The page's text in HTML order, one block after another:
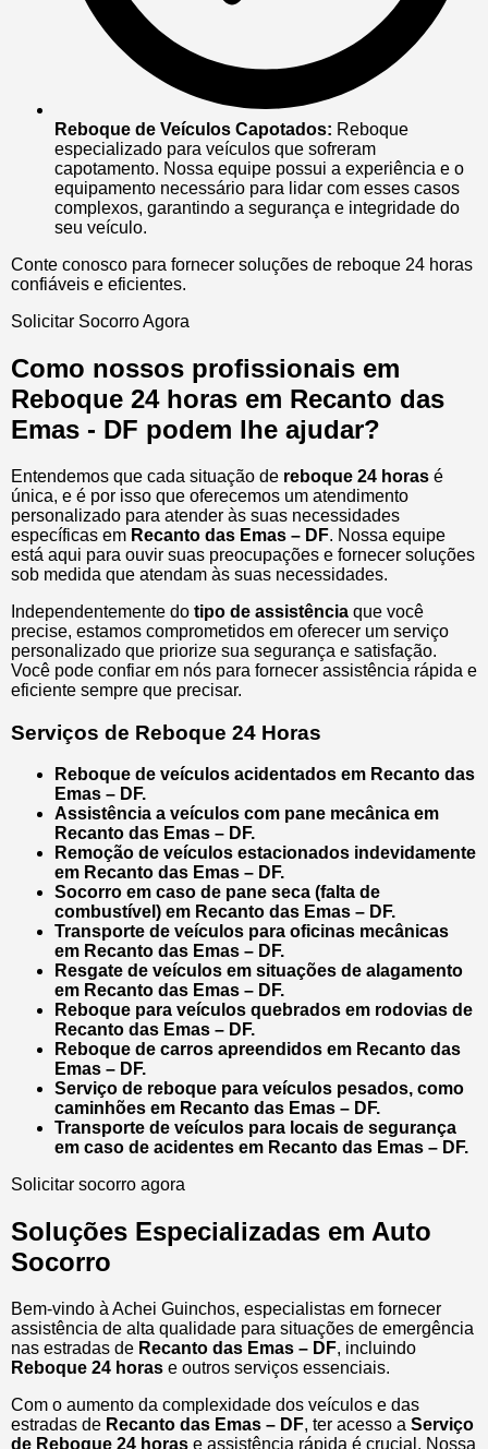
Reboque de Veículos Capotados: Reboque
especializado para veículos que sofreram
capotamento. Nossa equipe possui a experiência e o
equipamento necessário para lidar com esses casos
complexos, garantindo a segurança e integridade do
seu veículo.
Conte conosco para fornecer soluções de reboque 24 horas
confiáveis e eficientes.
Solicitar Socorro Agora
Como nossos profissionais em
Reboque 24 horas em Recanto das
Emas - DF podem lhe ajudar?
Entendemos que cada situação de reboque 24 horas é
única, e é por isso que oferecemos um atendimento
personalizado para atender às suas necessidades
específicas em Recanto das Emas – DF. Nossa equipe
está aqui para ouvir suas preocupações e fornecer soluções
sob medida que atendam às suas necessidades.
Independentemente do tipo de assistência que você
precise, estamos comprometidos em oferecer um serviço
personalizado que priorize sua segurança e satisfação.
Você pode confiar em nós para fornecer assistência rápida e
eficiente sempre que precisar.
Serviços de Reboque 24 Horas
Reboque de veículos acidentados em Recanto das
Emas – DF.
Assistência a veículos com pane mecânica em
Recanto das Emas – DF.
Remoção de veículos estacionados indevidamente
em Recanto das Emas – DF.
Socorro em caso de pane seca (falta de
combustível) em Recanto das Emas – DF.
Transporte de veículos para oficinas mecânicas
em Recanto das Emas – DF.
Resgate de veículos em situações de alagamento
em Recanto das Emas – DF.
Reboque para veículos quebrados em rodovias de
Recanto das Emas – DF.
Reboque de carros apreendidos em Recanto das
Emas – DF.
Serviço de reboque para veículos pesados, como
caminhões em Recanto das Emas – DF.
Transporte de veículos para locais de segurança
em caso de acidentes em Recanto das Emas – DF.
Solicitar socorro agora
Soluções Especializadas em Auto
Socorro
Bem-vindo à Achei Guinchos, especialistas em fornecer
assistência de alta qualidade para situações de emergência
nas estradas de Recanto das Emas – DF, incluindo
Reboque 24 horas e outros serviços essenciais.
Com o aumento da complexidade dos veículos e das
estradas de Recanto das Emas – DF, ter acesso a Serviço
de Reboque 24 horas e assistência rápida é crucial. Nossa